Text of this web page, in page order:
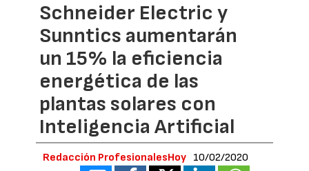
Schneider Electric y
Sunntics aumentarán
un 15% la eficiencia
energética de las
plantas solares con
Inteligencia Artificial
Redacción ProfesionalesHoy 10/02/2020